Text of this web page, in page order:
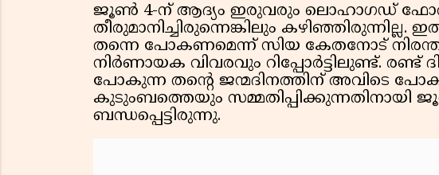
ജൂൺ 4-ന് ആദ്യം ഇരുവരും ലൊഹാഗഡ്
തീരുമാനിച്ചിരുന്നെങ്കിലും കഴിഞ്ഞിരുന്നില്ല.
തന്നെ പോകണമെന്ന് സിയ കേതനോട്
നിർണായക വിവരവും റിപ്പോർട്ടിലുണ്ട്.
പോകുന്ന തന്റെ ജന്മദിനത്തിന് അവിടെ
കുടുംബത്തെയും സമ്മതിപ്പിക്കുന്നതിനായി
ബന്ധപ്പെട്ടിരുന്നു.